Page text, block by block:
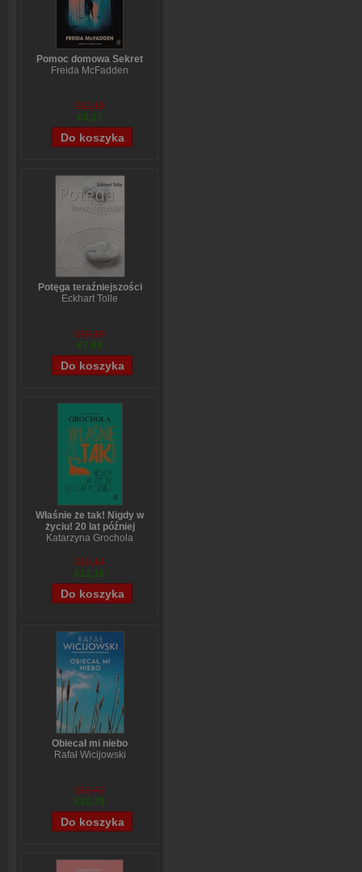
Pomoc domowa Sekret
Freida McFadden
€12,15
€9,17
Potęga teraźniejszości
Eckhart Tolle
€10,16
€7,68
Właśnie że tak! Nigdy w
życiu! 20 lat później
Katarzyna Grochola
€15,14
€12,16
Obiecał mi niebo
Rafał Wicijowski
€13,42
€10,78